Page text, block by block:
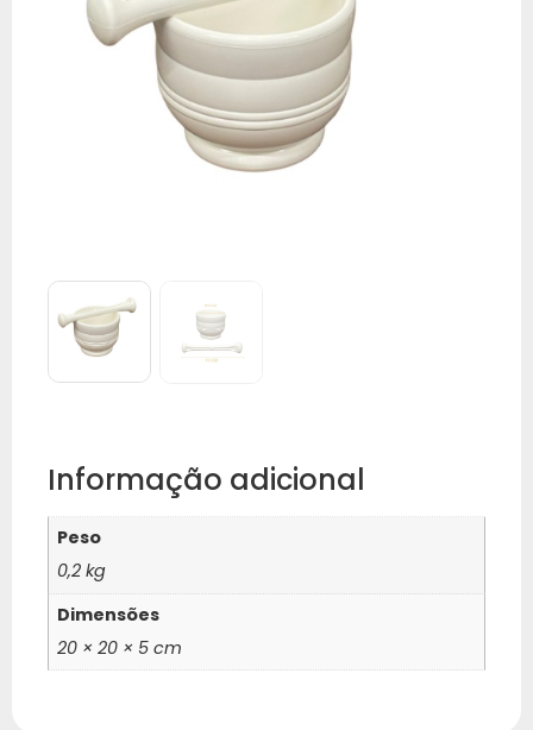
Informação adicional
Peso
0,2 kg
Dimensões
20 × 20 × 5 cm